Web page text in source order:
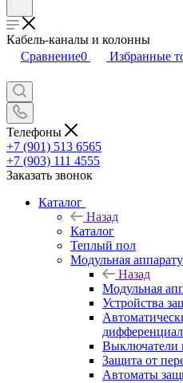
Кабель-каналы и колонны
Сравнение0 Избранные
Телефоны
+7 (901) 513 6565
+7 (903) 111 4555
Заказать звонок
Каталог
Назад
Каталог
Теплый пол
Модульная
Назад
Модульная
Устройства
Выключатели
Защита от
Автоматы